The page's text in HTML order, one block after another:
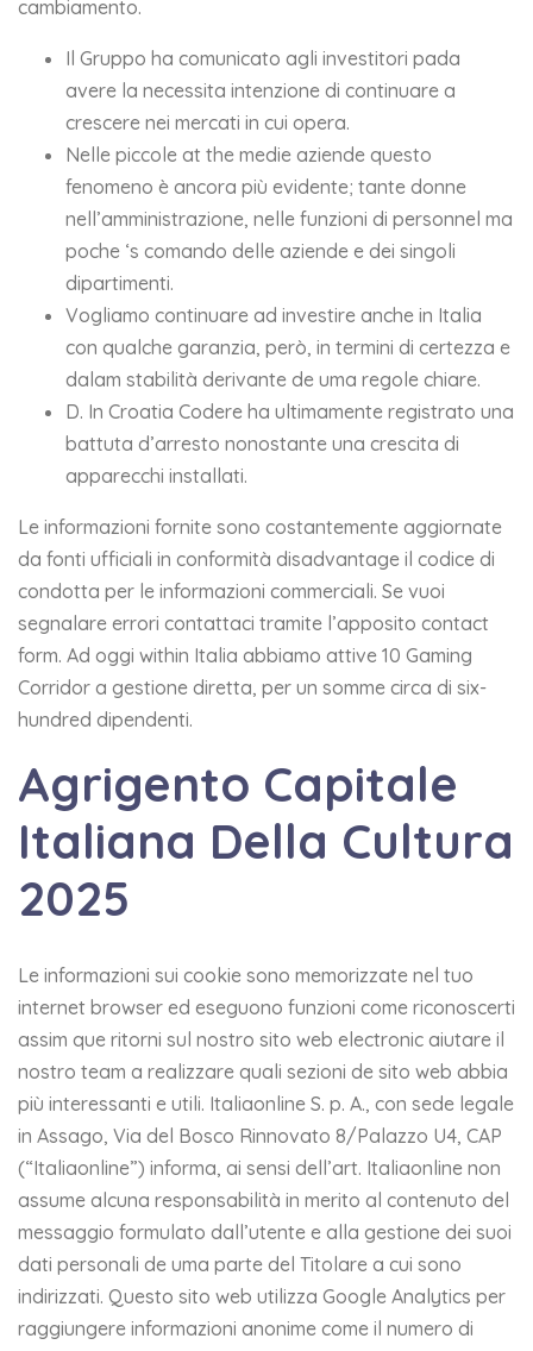
cambiamento.
Il Gruppo ha comunicato agli investitori pada
avere la necessita intenzione di continuare a
crescere nei mercati in cui opera.
Nelle piccole at the medie aziende questo
fenomeno è ancora più evidente; tante donne
nell’amministrazione, nelle funzioni di personnel ma
poche ‘s comando delle aziende e dei singoli
dipartimenti.
Vogliamo continuare ad investire anche in Italia
con qualche garanzia, però, in termini di certezza e
dalam stabilità derivante de uma regole chiare.
D. In Croatia Codere ha ultimamente registrato una
battuta d’arresto nonostante una crescita di
apparecchi installati.
Le informazioni fornite sono costantemente aggiornate
da fonti ufficiali in conformità disadvantage il codice di
condotta per le informazioni commerciali. Se vuoi
segnalare errori contattaci tramite l’apposito contact
form. Ad oggi within Italia abbiamo attive 10 Gaming
Corridor a gestione diretta, per un somme circa di six-
hundred dipendenti.
Agrigento Capitale
Italiana Della Cultura
2025
Le informazioni sui cookie sono memorizzate nel tuo
internet browser ed eseguono funzioni come riconoscerti
assim que ritorni sul nostro sito web electronic aiutare il
nostro team a realizzare quali sezioni de sito web abbia
più interessanti e utili. Italiaonline S. p. A., con sede legale
in Assago, Via del Bosco Rinnovato 8/Palazzo U4, CAP
(“Italiaonline”) informa, ai sensi dell’art. Italiaonline non
assume alcuna responsabilità in merito al contenuto del
messaggio formulato dall’utente e alla gestione dei suoi
dati personali de uma parte del Titolare a cui sono
indirizzati. Questo sito web utilizza Google Analytics per
raggiungere informazioni anonime come il numero di